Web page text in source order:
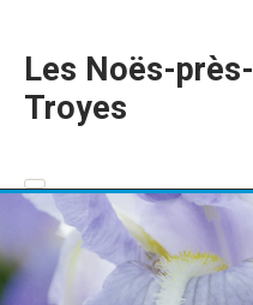
Les Noës-près-
Troyes